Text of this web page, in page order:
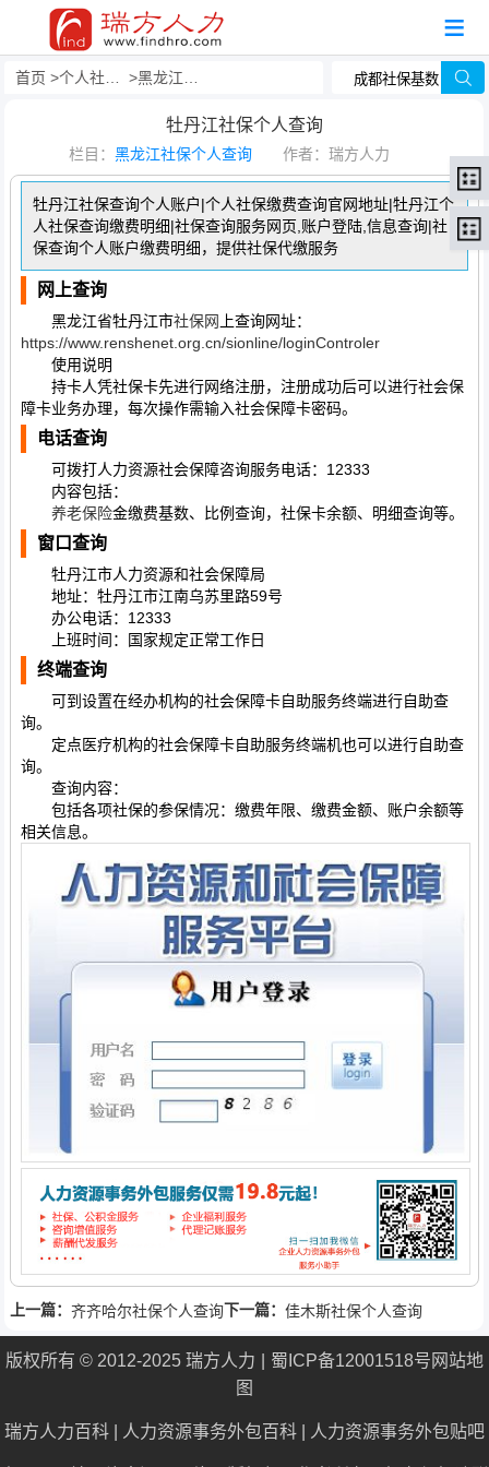
首页 个人社保查询 黑龙江社保个人查询
牡丹江社保个人查询
栏目： 黑龙江社保个人查询 作者：瑞方人力
牡丹江社保查询个人账户|个人社保缴费查询官网地址|牡丹江个
人社保查询缴费明细|社保查询服务网页,账户登陆,信息查询|社
保查询个人账户缴费明细，提供社保代缴服务
网上查询
黑龙江省牡丹江市社保网 上查询网址：
https://www.renshenet.org.cn/sionline/loginControler
使用说明
持卡人凭社保卡先进行网络注册，注册成功后可以进行社会保
障卡业务办理，每次操作需输入社会保障卡密码。
电话查询
可拨打人力资源社会保障咨询服务电话：12333
内容包括：
养老保险金缴费基数、比例查询，社保卡余额、明细查询等。
窗口查询
牡丹江市人力资源和社会保障局
地址：牡丹江市江南乌苏里路59号
办公电话：12333
上班时间：国家规定正常工作日
终端查询
可到设置在经办机构的社会保障卡自助服务终端进行自助查
询。
定点医疗机构的社会保障卡自助服务终端机也可以进行自助查
询。
查询内容：
包括各项社保的参保情况：缴费年限、缴费金额、账户余额等
相关信息。
上一篇： 齐齐哈尔社保个人查询下一篇： 佳木斯社保个人查询
版权所有 © 2012-2025 瑞方人力 蜀ICP备12001518号 网站地
图
瑞方人力百科 人力资源事务外包百科 人力资源事务外包贴吧